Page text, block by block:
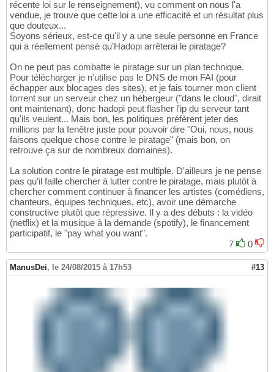
récente loi sur le renseignement), vu comment on nous l'a
vendue, je trouve que cette loi a une efficacité et un résultat plus
que douteux...
Soyons sérieux, est-ce qu'il y a une seule personne en France
qui a réellement pensé qu'Hadopi arrêterai le piratage?
On ne peut pas combatte le piratage sur un plan technique.
Pour télécharger je n'utilise pas le DNS de mon FAI (pour
échapper aux blocages des sites), et je fais tourner mon client
torrent sur un serveur chez un hébergeur ("dans le cloud", dirait
ont maintenant), donc hadopi peut flasher l'ip du serveur tant
qu'ils veulent... Mais bon, les politiques préfèrent jeter des
millions par la fenêtre juste pour pouvoir dire "Oui, nous, nous
faisons quelque chose contre le piratage" (mais bon, on
retrouve ça sur de nombreux domaines).
La solution contre le piratage est multiple. D'ailleurs je ne pense
pas qu'il faille chercher à lutter contre le piratage, mais plutôt à
chercher comment continuer à financer les artistes (comédiens,
chanteurs, équipes techniques, etc), avoir une démarche
constructive plutôt que répressive. Il y a des débuts : la vidéo
(netflix) et la musique à la demande (spotify), le financement
participatif, le "pay what you want".
7
0
ManusDei, le 24/08/2015 à 17h53 #13